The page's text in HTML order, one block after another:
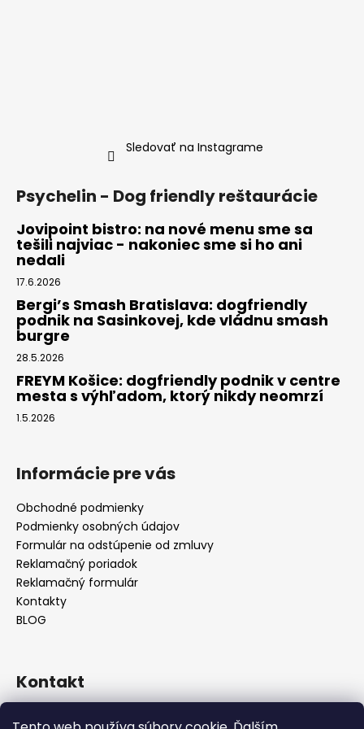
Sledovať na Instagrame
Psychelin - Dog friendly reštaurácie
Jovipoint bistro: na nové menu sme sa
tešili najviac - nakoniec sme si ho ani
nedali
17.6.2026
Bergi’s Smash Bratislava: dogfriendly
podnik na Sasinkovej, kde vládnu smash
burgre
28.5.2026
FREYM Košice: dogfriendly podnik v centre
mesta s výhľadom, ktorý nikdy neomrzí
1.5.2026
Informácie pre vás
Obchodné podmienky
Podmienky osobných údajov
Formulár na odstúpenie od zmluvy
Reklamačný poriadok
Reklamačný formulár
Kontakty
BLOG
Kontakt